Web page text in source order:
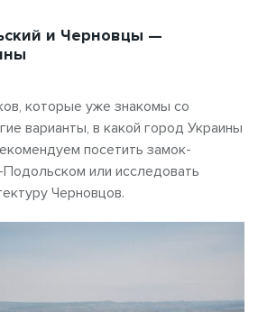
и Черновцы —
которые уже знакомы со
варианты, в какой город Украины
посетить замок-
или исследовать
Черновцов.